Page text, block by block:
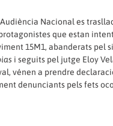
Nacional es
que estan
15M1, abanderats pel
i seguits pel jutge Eloy
vénen a prendre
denunciants pels fets